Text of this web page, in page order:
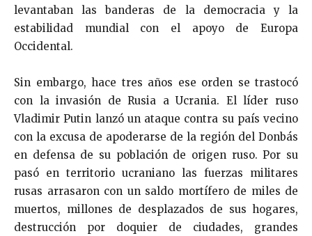
levantaban las banderas de la democracia y la
estabilidad mundial con el apoyo de Europa
Occidental.
Sin embargo, hace tres años ese orden se trastocó
con la invasión de Rusia a Ucrania. El líder ruso
Vladimir Putin lanzó un ataque contra su país vecino
con la excusa de apoderarse de la región del Donbás
en defensa de su población de origen ruso. Por su
pasó en territorio ucraniano las fuerzas militares
rusas arrasaron con un saldo mortífero de miles de
muertos, millones de desplazados de sus hogares,
destrucción por doquier de ciudades, grandes